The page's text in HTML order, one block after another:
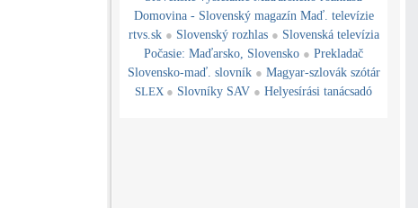
Domovina - Slovenský magazín Maď. televízie
rtvs.sk ● Slovenský rozhlas ● Slovenská televízia
Počasie: Maďarsko, Slovensko ● Prekladač
Slovensko-maď. slovník ● Magyar-szlovák szótár
SLEX ● Slovníky SAV ● Helyesírási tanácsadó